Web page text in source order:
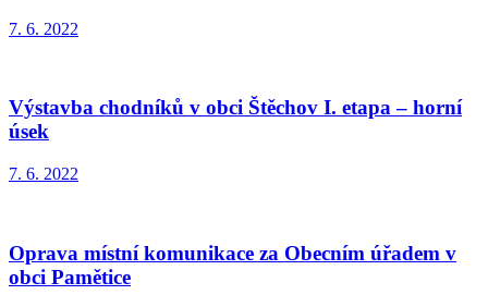
7. 6. 2022
Výstavba chodníků v obci Štěchov I. etapa – horní
úsek
7. 6. 2022
Oprava místní komunikace za Obecním úřadem v
obci Pamětice